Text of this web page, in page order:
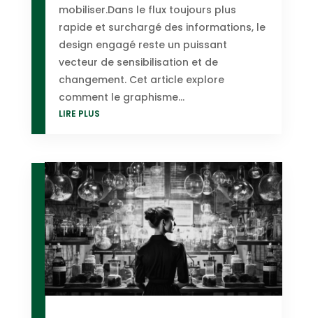
mobiliser.Dans le flux toujours plus
rapide et surchargé des informations, le
design engagé reste un puissant
vecteur de sensibilisation et de
changement. Cet article explore
comment le graphisme...
LIRE PLUS